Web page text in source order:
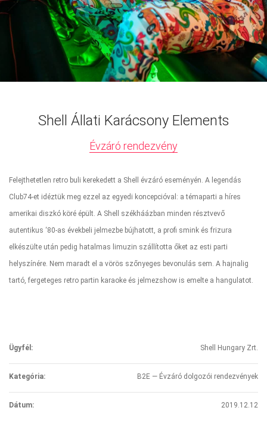
Shell Állati Karácsony Elements
Évzáró rendezvény
Felejthetetlen retro buli kerekedett a Shell évzáró eseményén. A legendás
Club74-et idéztük meg ezzel az egyedi koncepcióval: a témaparti a híres
amerikai diszkó köré épült. A Shell székháázban minden résztvevő
autentikus ‘80-as évekbeli jelmezbe bújhatott, a profi smink és frizura
elkészülte után pedig hatalmas limuzin szállította őket az esti parti
helyszínére. Nem maradt el a vörös szőnyeges bevonulás sem. A hajnalig
tartó, fergeteges retro partin karaoke és jelmezshow is emelte a hangulatot.
Ügyfél: Shell Hungary Zrt.
Kategória: B2E — Évzáró dolgozói rendezvények
Dátum: 2019.12.12